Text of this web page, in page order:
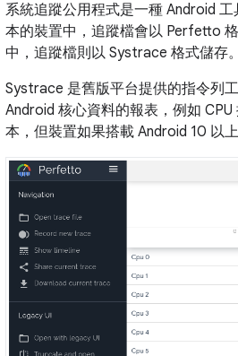
系統追蹤公用程式是一種 Android
本的裝置中，追蹤檔會以 Perfetto
中，追蹤檔則以 Systrace 格式儲存。
Systrace 是舊版平台提供的指令列
Android 核心資料的報表，例如
本，但裝置如果搭載 Android 10 以